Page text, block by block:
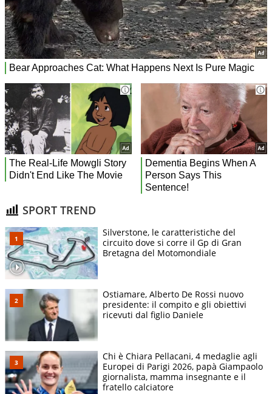
SPORT TREND
Silverstone, le caratteristiche del
circuito dove si corre il Gp di Gran
Bretagna del Motomondiale
Ostiamare, Alberto De Rossi nuovo
presidente: il compito e gli obiettivi
ricevuti dal figlio Daniele
Chi è Chiara Pellacani, 4 medaglie agli
Europei di Parigi 2026, papà Giampaolo
giornalista, mamma insegnante e il
fratello calciatore